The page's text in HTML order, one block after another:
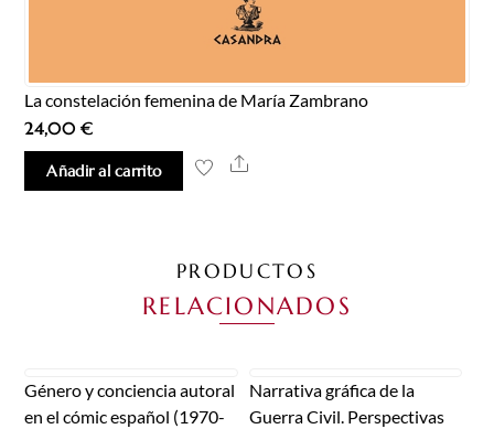
La constelación femenina de María Zambrano
24,00€
Añadir al carrito Share
PRODUCTOS
RELACIONADOS
Género y conciencia autoral
en el cómic español (1970-
Narrativa gráfica de la
Guerra Civil. Perspectivas